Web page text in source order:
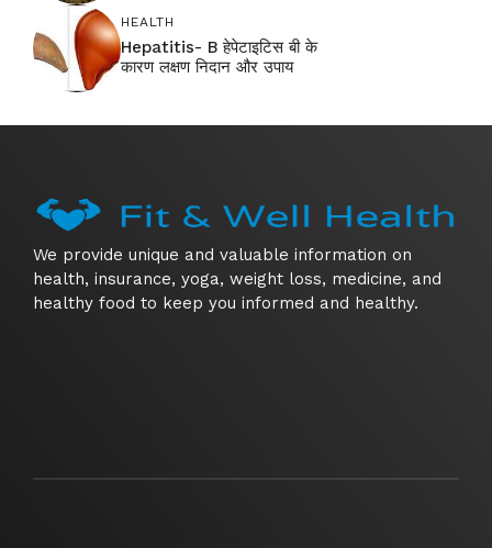
HEALTH
Hepatitis- B हेपेटाइटिस बी के
कारण लक्षण निदान और उपाय
We provide unique and valuable information on
health, insurance, yoga, weight loss, medicine, and
healthy food to keep you informed and healthy.